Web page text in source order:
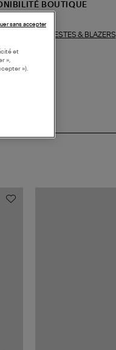
BOUTIQUE
VESTES & BLAZERS
et
»,
»).
sans accepter